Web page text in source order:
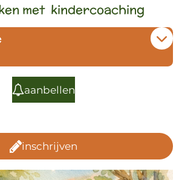
met kindercoaching
aanbellen
inschrijven